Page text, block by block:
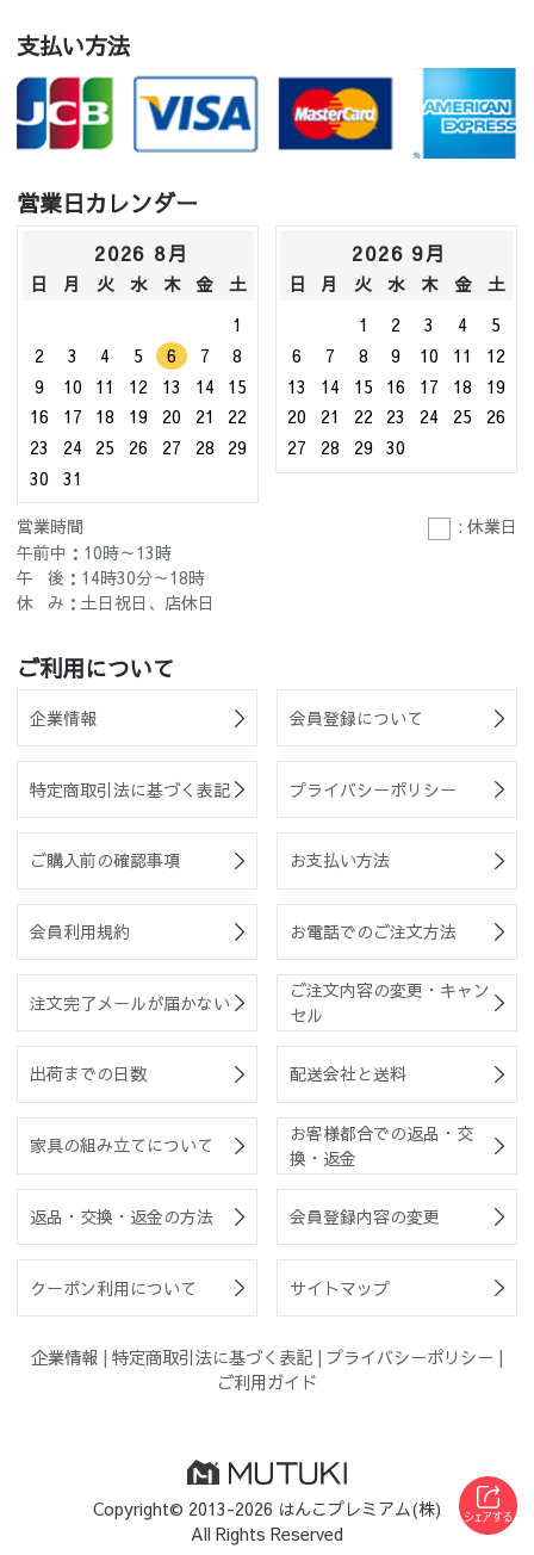
支払い方法
営業日カレンダー
2026 8月
日 月 火 水 木 金
土
1
2
3 4 5 6 7
8
9
10 11 12 13 14
15
16
17 18 19 20 21
22
23
24 25 26 27 28
29
30
31
2026 9月
日 月 火 水 木 金
土
1
2 3 4
5
6
7 8 9 10 11
12
13
14 15 16 17 18
19
20
21 22 23 24 25
26
27
28 29 30
営業時間
: 休業日
午前中：10時～13時
午 後：14時30分～18時
休 み：土日祝日、店休日
ご利用について
企業情報 会員登録について
特定商取引法に基づく表記 プライバシーポリシー
ご購入前の確認事項 お支払い方法
会員利用規約 お電話でのご注文方法
注文完了メールが届かない
ご注文内容の変更・キャン
セル
出荷までの日数 配送会社と送料
家具の組み立てについて
お客様都合での返品・交
換・返金
返品・交換・返金の方法 会員登録内容の変更
クーポン利用について サイトマップ
企業情報 | 特定商取引法に基づく表記 | プライバシーポリシー |
ご利用ガイド
Copyright© 2013-2026 はんこプレミアム(株)
All Rights Reserved